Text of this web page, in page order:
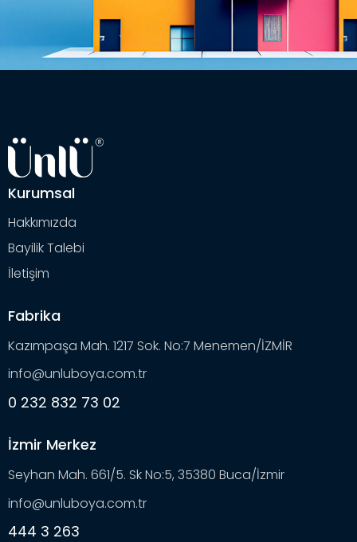
Kurumsal
Hakkımızda
Bayilik Talebi
İletişim
Fabrika
Kazımpaşa Mah. 1217 Sok. No:7 Menemen/İZMİR
info@unluboya.com.tr
0 232 832 73 02
İzmir Merkez
Seyhan Mah. 661/5. Sk No:5, 35380 Buca/İzmir
info@unluboya.com.tr
444 3 263